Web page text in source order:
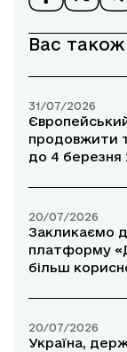
Вас
31/07/2026
продовжити
до 4 березня
20/07/2026
Закликаємо
платформу
більш
20/07/2026
Україна,